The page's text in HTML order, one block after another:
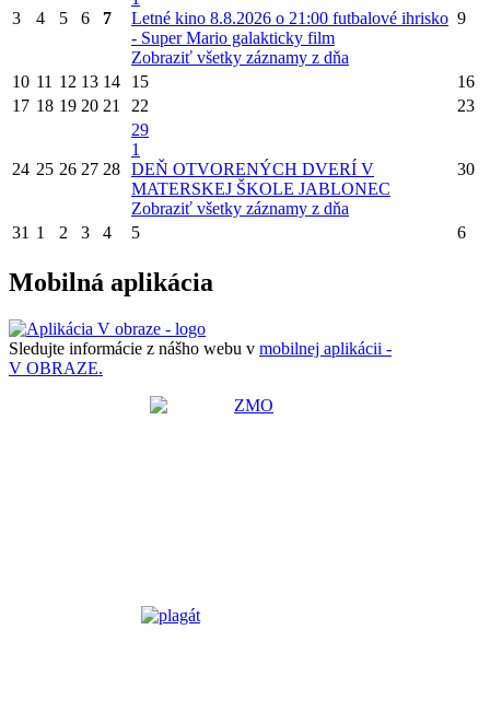
3 4 5 6 7
Letné kino 8.8.2026 o 21:00 futbalové ihrisko
- Super Mario galakticky film
Zobraziť všetky záznamy z dňa
9
10 11 12 13 14 15
16
17 18 19 20 21 22 23
24 25 26 27 28
29
1
DEŇ OTVORENÝCH DVERÍ V
MATERSKEJ ŠKOLE JABLONEC
Zobraziť všetky záznamy z dňa
30
31 1 2 3 4 5 6
Mobilná aplikácia
Sledujte informácie z nášho webu v mobilnej aplikácii -
V OBRAZE.